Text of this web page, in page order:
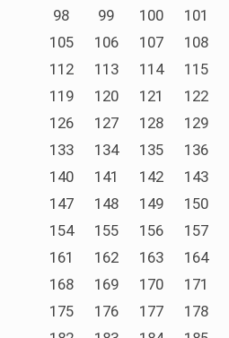
98
99 100 101
105
106 107 108
112
113 114 115
119
120 121 122
126
127 128 129
133
134 135 136
140
141 142 143
147
148 149 150
154
155 156 157
161
162 163 164
168
169 170 171
175
176 177 178